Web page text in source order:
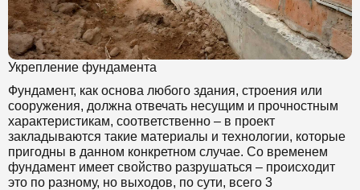
Укрепление фундамента
Фундамент, как основа любого здания, строения или
сооружения, должна отвечать несущим и прочностным
характеристикам, соответственно – в проект
закладываются такие материалы и технологии, которые
пригодны в данном конкретном случае. Со временем
фундамент имеет свойство разрушаться – происходит
это по разному, но выходов, по сути, всего 3